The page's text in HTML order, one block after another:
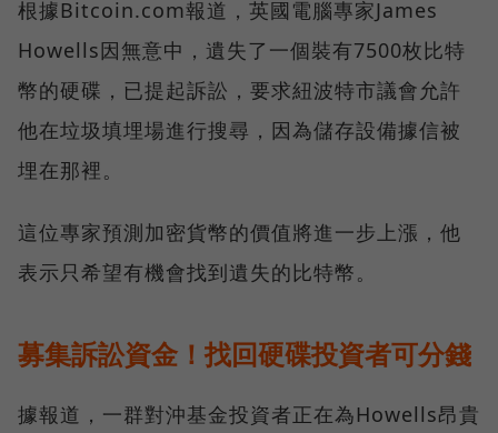
根據Bitcoin.com報道，英國電腦專家James
Howells因無意中，遺失了一個裝有7500枚比特
幣的硬碟，已提起訴訟，要求紐波特市議會允許
他在垃圾填埋場進行搜尋，因為儲存設備據信被
埋在那裡。
這位專家預測加密貨幣的價值將進一步上漲，他
表示只希望有機會找到遺失的比特幣。
募集訴訟資金！找回硬碟投資者可分錢
據報道，一群對沖基金投資者正在為Howells昂貴